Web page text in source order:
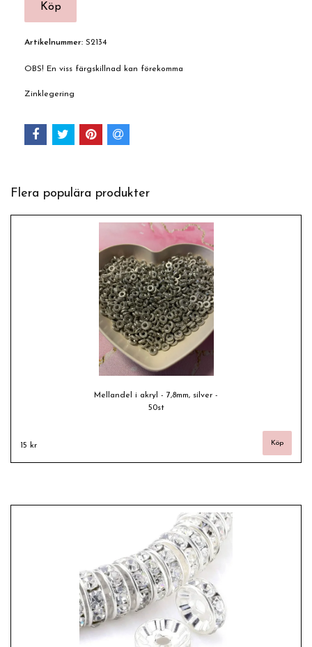
Artikelnummer: S2134
OBS! En viss färgskillnad kan förekomma
Zinklegering
Flera populära produkter
Mellandel i akryl - 7,8mm, silver -
50st
15 kr